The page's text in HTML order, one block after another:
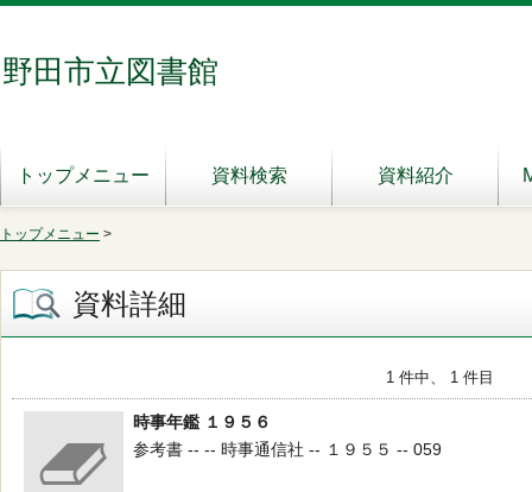
野田市立図書館
トップメニュー 資料検索 資料紹介
トップメニュー >
資料詳細
1 件中、 1 件目
時事年鑑 １９５６
参考書 -- -- 時事通信社 -- １９５５ -- 059